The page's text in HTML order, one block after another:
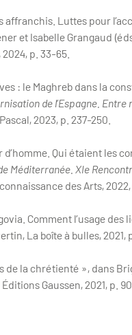
affranchis. Luttes pour
et Isabelle Grangaud
p. 33-65.
: le Maghreb dans la
de l’Espagne.
2023, p. 237-250.
d’homme. Qui étaient les
Méditerranée. XIe
des Arts, 2022,
Comment l’usage
La boîte à bulles, 2021,
de la chrétienté », dans
Gaussen, 2021, p.